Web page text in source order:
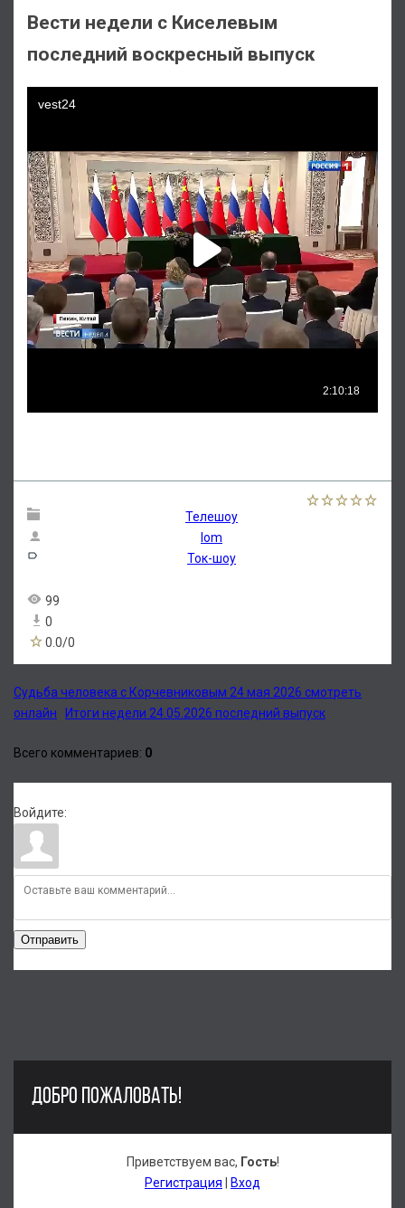
Вести недели с Киселевым
последний воскресный выпуск
Телешоу
lom
Ток-шоу
99
0
0.0/0
Судьба человека с Корчевниковым 24 мая 2026 смотреть
онлайн
Итоги недели 24.05.2026 последний выпуск
Всего комментариев: 0
Войдите:
Отправить
ДОБРО ПОЖАЛОВАТЬ!
Приветствуем вас, Гость!
Регистрация
Вход